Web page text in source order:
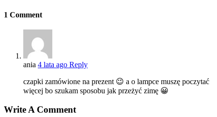
1 Comment
ania 4 lata ago Reply
czapki zamówione na prezent 😉 a o lampce muszę poczytać
więcej bo szukam sposobu jak przeżyć zimę 😀
Write A Comment